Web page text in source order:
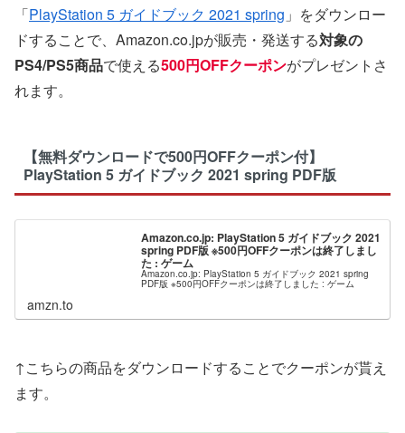
「PlayStation 5 ガイドブック 2021 spring 」をダウンロー
ドすることで、Amazon.co.jpが販売・発送する対象の
PS4/PS5商品で使える500円OFFクーポンがプレゼントさ
れます。
【無料ダウンロードで500円OFFクーポン付】
PlayStation 5 ガイドブック 2021 spring PDF版
Amazon.co.jp: PlayStation 5 ガイドブック 2021
spring PDF版 ※500円OFFクーポンは終了しまし
た : ゲーム
Amazon.co.jp: PlayStation 5 ガイドブック 2021 spring
PDF版 ※500円OFFクーポンは終了しました : ゲーム
amzn.to
↑こちらの商品をダウンロードすることでクーポンが貰え
ます。